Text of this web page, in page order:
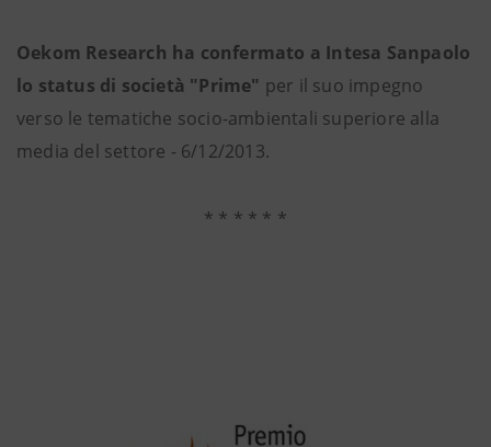
Oekom Research ha confermato a Intesa Sanpaolo
lo status di società "Prime" per il suo impegno
verso le tematiche socio-ambientali superiore alla
media del settore - 6/12/2013.
* * * * * *